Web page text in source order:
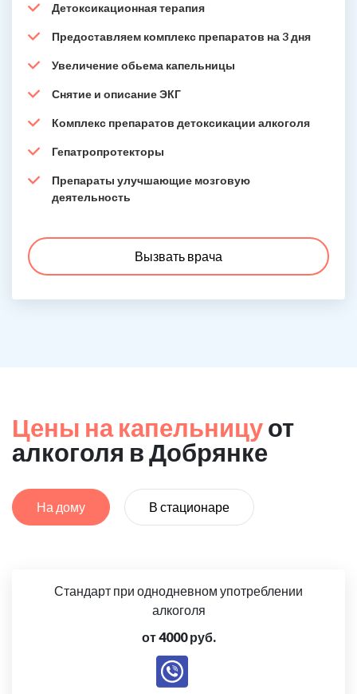
Детоксикационная терапия
Предоставляем комплекс препаратов на 3 дня
Увеличение обьема капельницы
Снятие и описание ЭКГ
Комплекс препаратов детоксикации алкоголя
Гепатропротекторы
Препараты улучшающие мозговую
деятельность
Вызвать врача
Цены на капельницуот
алкоголя в Добрянке
На дому В стационаре
Стандарт при однодневном употреблении
алкоголя
от 4000 руб.